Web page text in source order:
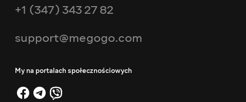
+1 (347) 343 27 82
support@megogo.com
My na portalach społecznościowych